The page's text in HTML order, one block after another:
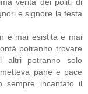
verità dei politi di
e signore la festa
è mai esistita e mai
potranno trovare
altri potranno solo
pane e pace
incantato il